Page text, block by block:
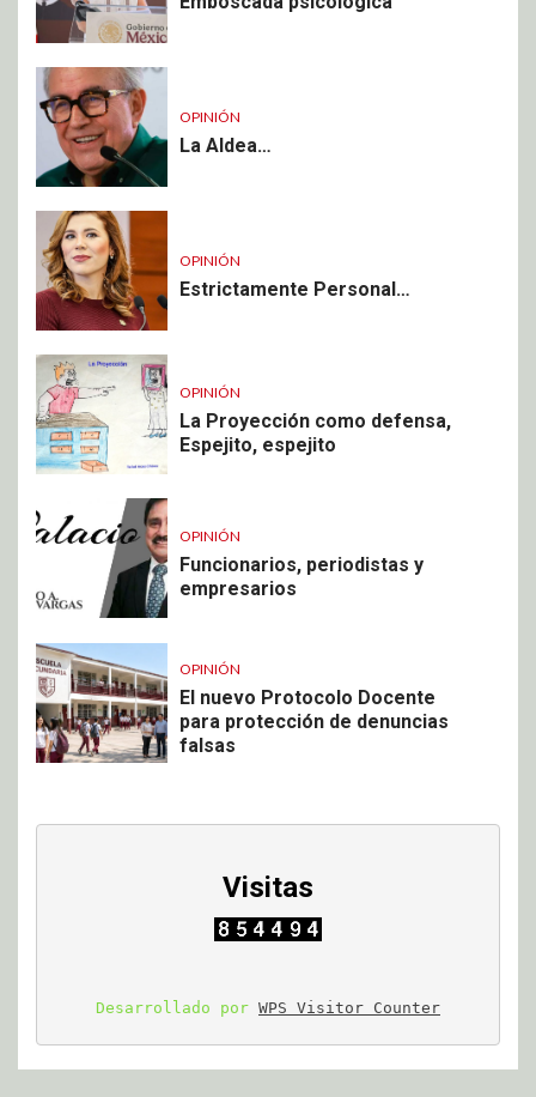
OPINIÓN
La Aldea…
OPINIÓN
Estrictamente Personal…
OPINIÓN
La Proyección como defensa,
Espejito, espejito
OPINIÓN
Funcionarios, periodistas y
empresarios
OPINIÓN
El nuevo Protocolo Docente
para protección de denuncias
falsas
Visitas
Desarrollado por WPS Visitor Counter